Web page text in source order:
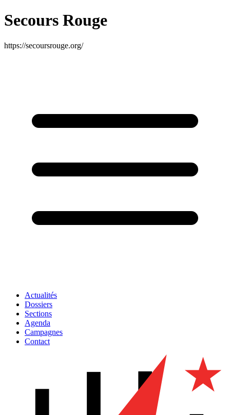
Secours Rouge
https://secoursrouge.org/
Actualités
Dossiers
Sections
Agenda
Campagnes
Contact